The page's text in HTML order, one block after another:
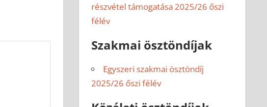
részvétel támogatása 2025/26 őszi
félév
Szakmai ösztöndíjak
Egyszeri szakmai ösztöndíj
2025/26 őszi félév